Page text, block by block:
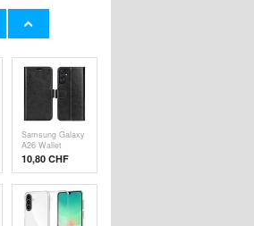
Samsung Galaxy
HD
Kameraobjektiv
2Stk.
7,50 CHF
Samsung Galaxy
A26 Wallet
Schutzhülle mit
Magnetverschluss
- Schwarz
10,80 CHF